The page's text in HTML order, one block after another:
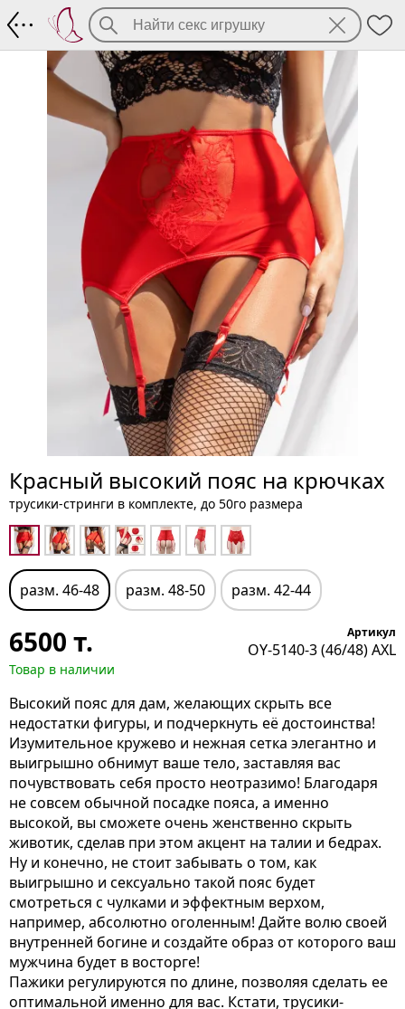
Красный высокий пояс на крючках
трусики-стринги в комплекте, до 50го размера
разм. 46-48 разм. 48-50 разм. 42-44
6500 т.
Товар в наличии
Артикул
OY-5140-3 (46/48) AXL
Высокий пояс для дам, желающих скрыть все
недостатки фигуры, и подчеркнуть её достоинства!
Изумительное кружево и нежная сетка элегантно и
выигрышно обнимут ваше тело, заставляя вас
почувствовать себя просто неотразимо! Благодаря
не совсем обычной посадке пояса, а именно
высокой, вы сможете очень женственно скрыть
животик, сделав при этом акцент на талии и бедрах.
Ну и конечно, не стоит забывать о том, как
выигрышно и сексуально такой пояс будет
смотреться с чулками и эффектным верхом,
например, абсолютно оголенным! Дайте волю своей
внутренней богине и создайте образ от которого ваш
мужчина будет в восторге!
Пажики регулируются по длине, позволяя сделать ее
оптимальной именно для вас. Кстати, трусики-
Красный высокий пояс на крючках